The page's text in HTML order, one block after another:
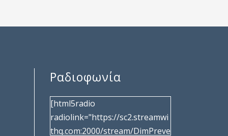
Ραδιοφωνία
[html5radio
radiolink="https://sc2.streamwi
thq.com:2000/stream/DimPreve